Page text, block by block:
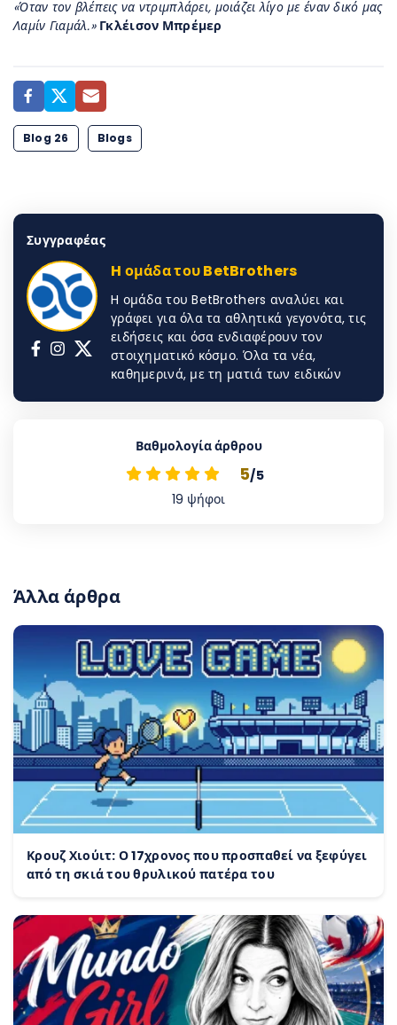
«Όταν τον βλέπεις να ντριμπλάρει, μοιάζει λίγο με έναν δικό μας
Λαμίν Γιαμάλ.» Γκλέισον Μπρέμερ
Blog 26 Blogs
Συγγραφέας
H ομάδα του BetBrothers
H ομάδα του BetBrothers αναλύει και
γράφει για όλα τα αθλητικά γεγονότα, τις
ειδήσεις και όσα ενδιαφέρουν τον
στοιχηματικό κόσμο. Όλα τα νέα,
καθημερινά, με τη ματιά των ειδικών
Βαθμολογία άρθρου
5/5
19 ψήφοι
Άλλα άρθρα
Κρουζ Χιούιτ: Ο 17χρονος που προσπαθεί να ξεφύγει
από τη σκιά του θρυλικού πατέρα του